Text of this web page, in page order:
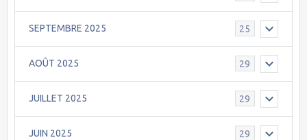
SEPTEMBRE 2025 25
AOÛT 2025 29
JUILLET 2025 29
JUIN 2025 29